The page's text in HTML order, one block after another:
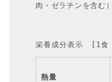
肉・ゼラチンを含む）
栄養成分表示　[1
熱量